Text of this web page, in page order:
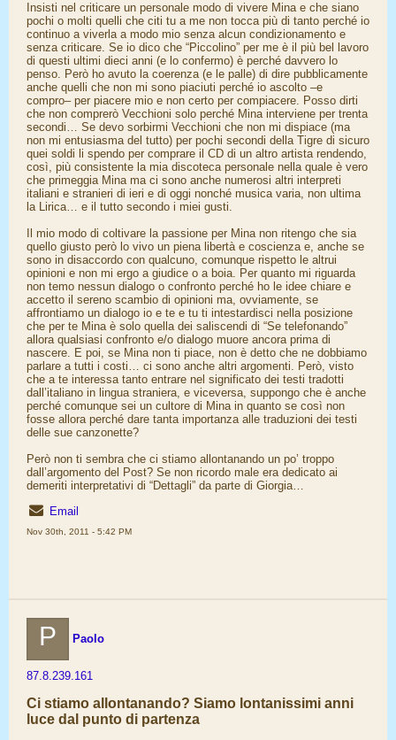
Insisti nel criticare un personale modo di vivere Mina e che siano
pochi o molti quelli che citi tu a me non tocca più di tanto perché io
continuo a viverla a modo mio senza alcun condizionamento e
senza criticare. Se io dico che “Piccolino” per me è il più bel lavoro
di questi ultimi dieci anni (e lo confermo) è perché davvero lo
penso. Però ho avuto la coerenza (e le palle) di dire pubblicamente
anche quelli che non mi sono piaciuti perché io ascolto –e
compro– per piacere mio e non certo per compiacere. Posso dirti
che non comprerò Vecchioni solo perché Mina interviene per trenta
secondi… Se devo sorbirmi Vecchioni che non mi dispiace (ma
non mi entusiasma del tutto) per pochi secondi della Tigre di sicuro
quei soldi li spendo per comprare il CD di un altro artista rendendo,
così, più consistente la mia discoteca personale nella quale è vero
che primeggia Mina ma ci sono anche numerosi altri interpreti
italiani e stranieri di ieri e di oggi nonché musica varia, non ultima
la Lirica… e il tutto secondo i miei gusti.
Il mio modo di coltivare la passione per Mina non ritengo che sia
quello giusto però lo vivo un piena libertà e coscienza e, anche se
sono in disaccordo con qualcuno, comunque rispetto le altrui
opinioni e non mi ergo a giudice o a boia. Per quanto mi riguarda
non temo nessun dialogo o confronto perché ho le idee chiare e
accetto il sereno scambio di opinioni ma, ovviamente, se
affrontiamo un dialogo io e te e tu ti intestardisci nella posizione
che per te Mina è solo quella dei saliscendi di “Se telefonando”
allora qualsiasi confronto e/o dialogo muore ancora prima di
nascere. E poi, se Mina non ti piace, non è detto che ne dobbiamo
parlare a tutti i costi… ci sono anche altri argomenti. Però, visto
che a te interessa tanto entrare nel significato dei testi tradotti
dall’italiano in lingua straniera, e viceversa, suppongo che è anche
perché comunque sei un cultore di Mina in quanto se così non
fosse allora perché dare tanta importanza alle traduzioni dei testi
delle sue canzonette?
Però non ti sembra che ci stiamo allontanando un po’ troppo
dall’argomento del Post? Se non ricordo male era dedicato ai
demeriti interpretativi di “Dettagli” da parte di Giorgia…
Email
Nov 30th, 2011 - 5:42 PM
P Paolo
87.8.239.161
Ci stiamo allontanando? Siamo lontanissimi anni
luce dal punto di partenza